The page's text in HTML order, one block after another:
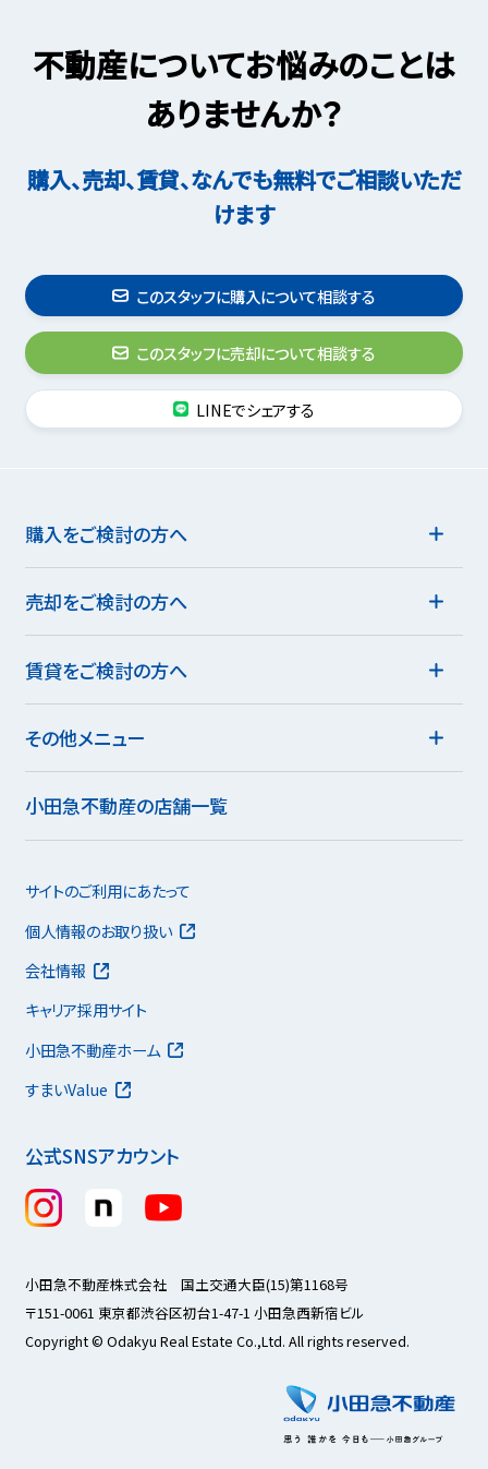
不動産についてお悩みのことは
ありませんか？
購入、売却、賃貸、なんでも無料でご相談いただ
けます
このスタッフに購入について相談する
このスタッフに売却について相談する
LINEでシェアする
購入をご検討の方へ
売却をご検討の方へ
賃貸をご検討の方へ
その他メニュー
小田急不動産の店舗一覧
公式SNSアカウント
サイトのご利用にあたって
個人情報のお取り扱い
会社情報
キャリア採用サイト
小田急不動産ホーム
すまいValue
小田急不動産株式会社 国土交通大臣(15)第1168号
〒151-0061 東京都渋谷区初台1-47-1 小田急西新宿ビル
Copyright © Odakyu Real Estate Co.,Ltd. All rights reserved.